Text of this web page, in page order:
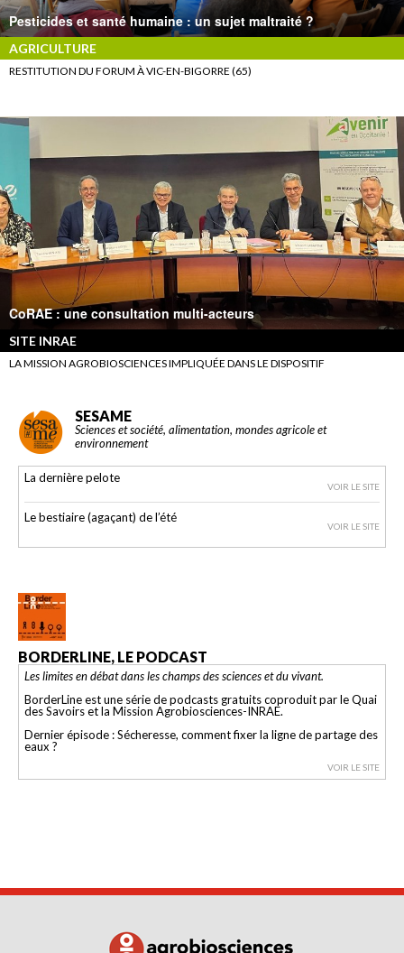
Pesticides et santé humaine : un sujet maltraité ?
AGRICULTURE
RESTITUTION DU FORUM À VIC-EN-BIGORRE (65)
CoRAE : une consultation multi-acteurs
SITE INRAE
LA MISSION AGROBIOSCIENCES IMPLIQUÉE DANS LE DISPOSITIF
SESAME
Sciences et société, alimentation, mondes agricole et
environnement
La dernière pelote
VOIR LE SITE
Le bestiaire (agaçant) de l’été
VOIR LE SITE
BORDERLINE, LE PODCAST
Les limites en débat dans les champs des sciences et du vivant.
BorderLine est une série de podcasts gratuits coproduit par le Quai
des Savoirs et la Mission Agrobiosciences-INRAE.
Dernier épisode : Sécheresse, comment fixer la ligne de partage des
eaux ?
VOIR LE SITE